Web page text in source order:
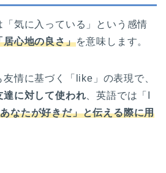
気に入っている」という感情
居心地の良さ」を意味します。
情に基づく「like」の表現で、
達に対して使われ 、英語では「I
なたが好きだ」と伝える際に用